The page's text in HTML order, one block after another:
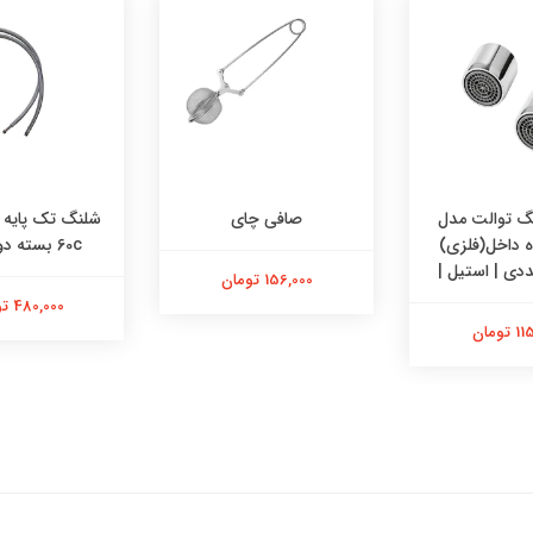
توالت مدل
داخل(فلزی)
صافی چای
156,000 تومان
60c بسته دو عددی
480,000 تومان